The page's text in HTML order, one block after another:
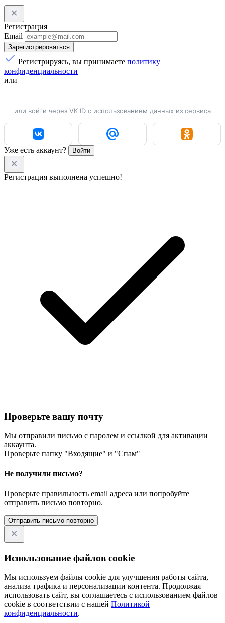
Регистрация
Email
Зарегистрироваться
Регистрируясь, вы принимаете политику
конфиденциальности
или
или войти через VK ID с использованием данных из сервиса
Уже есть аккаунт? Войти
Регистрация выполнена успешно!
Проверьте вашу почту
Мы отправили письмо с паролем и ссылкой для активации
аккаунта.
Проверьте папку "Входящие" и "Спам"
Не получили письмо?
Проверьте правильность email адреса или попробуйте
отправить письмо повторно.
Отправить письмо повторно
Использование файлов cookie
Мы используем файлы cookie для улучшения работы сайта,
анализа трафика и персонализации контента. Продолжая
использовать сайт, вы соглашаетесь с использованием файлов
cookie в соответствии с нашей Политикой
конфиденциальности.